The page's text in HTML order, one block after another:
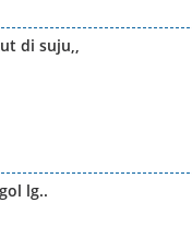
di suju,,
lg..